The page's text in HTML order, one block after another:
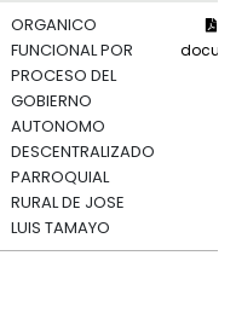
ORGANICO
FUNCIONAL POR
PROCESO DEL
GOBIERNO
AUTONOMO
DESCENTRALIZADO
PARROQUIAL
RURAL DE JOSE
LUIS TAMAYO